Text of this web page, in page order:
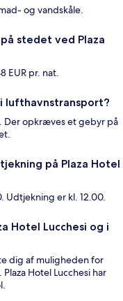
og vandskåle.
stedet ved Plaza
EUR pr. nat.
lufthavnstransport?
Der opkræves et gebyr på
på Plaza Hotel
Udtjekning er kl. 12.00.
Hotel Lucchesi og i
dig af muligheden for
Hotel Lucchesi har